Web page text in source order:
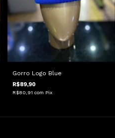
Gorro Logo Blue
R$89,90
R$80,91 com Pix